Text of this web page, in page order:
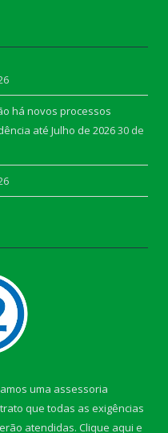
há novos processos
até Julho de 202630 de
uma assessoria
que todas as exigências
atendidas. Clique aqui e